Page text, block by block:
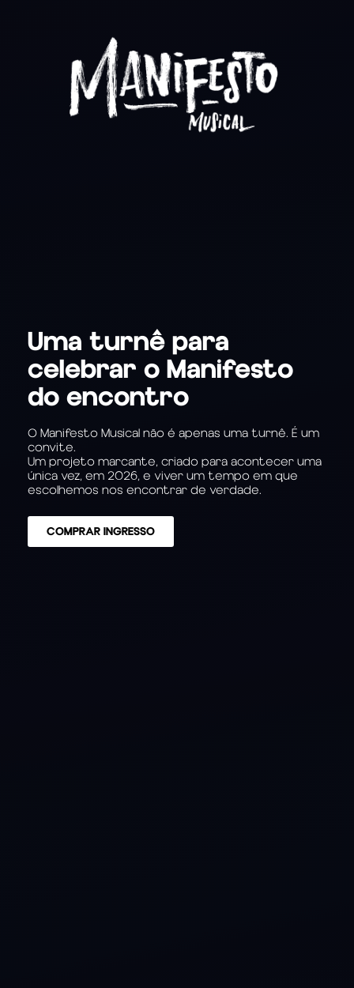
Uma turnê para
celebrar o Manifesto
do encontro
O Manifesto Musical não é apenas uma turnê. É um
convite.
Um projeto marcante, criado para acontecer uma
única vez, em 2026, e viver um tempo em que
escolhemos nos encontrar de verdade.
COMPRAR INGRESSO